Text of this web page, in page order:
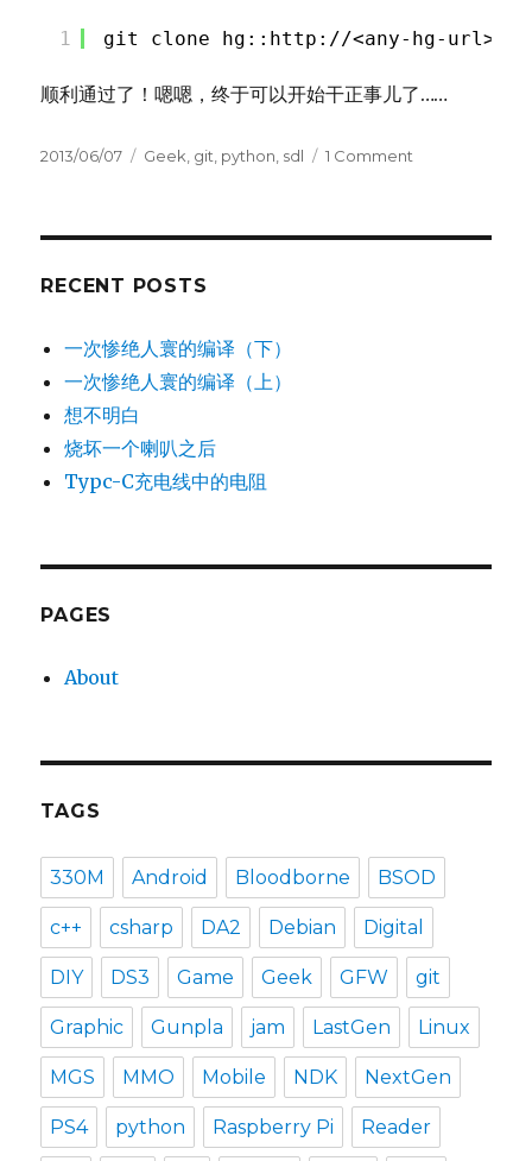
1 git clone hg:: http://<any-hg-url>
顺利通过了！嗯嗯，终于可以开始干正事儿了……
Posted
2013/06/07 Tags
Geek git python sdl 1 Comment
RECENT POSTS
一次惨绝人寰的编译（下）
一次惨绝人寰的编译（上）
想不明白
烧坏一个喇叭之后
Typc-C充电线中的电阻
PAGES
About
TAGS
330M Android Bloodborne BSOD
c++ csharp DA2 Debian Digital
DIY DS3 Game Geek GFW git
Graphic Gunpla jam LastGen Linux
MGS MMO Mobile NDK NextGen
PS4 python Raspberry Pi Reader